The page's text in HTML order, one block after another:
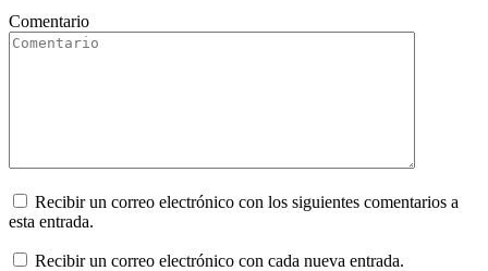
Comentario
Recibir un correo electrónico con los siguientes comentarios a
esta entrada.
Recibir un correo electrónico con cada nueva entrada.